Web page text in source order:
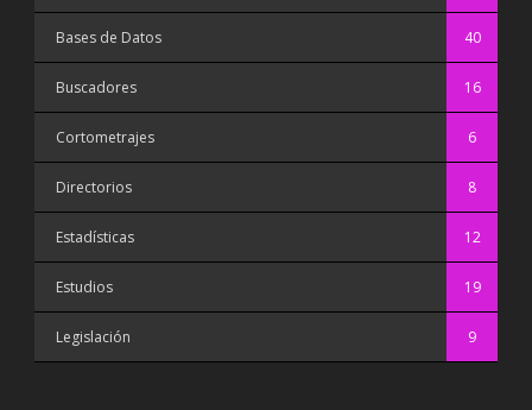
Bases de Datos 40
Buscadores 16
Cortometrajes 6
Directorios 8
Estadísticas 12
Estudios 19
Legislación 9